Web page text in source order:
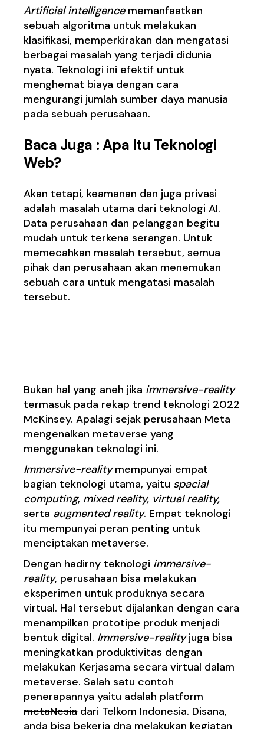
Artificial intelligencememanfaatkan
sebuah algoritma untuk melakukan
klasifikasi, memperkirakan dan mengatasi
berbagai masalah yang terjadi didunia
nyata. Teknologi ini efektif untuk
menghemat biaya dengan cara
mengurangi jumlah sumber daya manusia
pada sebuah perusahaan.
Baca Juga :Apa Itu Teknologi
Web?
Akan tetapi, keamanan dan juga privasi
adalah masalah utama dari teknologi AI.
Data perusahaan dan pelanggan begitu
mudah untuk terkena serangan. Untuk
memecahkan masalah tersebut, semua
pihak dan perusahaan akan menemukan
sebuah cara untuk mengatasi masalah
tersebut.
Bukan hal yang aneh jika immersive-reality
termasuk pada rekap trend teknologi 2022
McKinsey. Apalagi sejak perusahaan Meta
mengenalkan metaverse yang
menggunakan teknologi ini.
Immersive-realitymempunyai empat
bagian teknologi utama, yaitu spacial
computing, mixed reality, virtual reality,
serta augmented reality. Empat teknologi
itu mempunyai peran penting untuk
menciptakan metaverse.
Dengan hadirny teknologi immersive-
reality, perusahaan bisa melakukan
eksperimen untuk produknya secara
virtual. Hal tersebut dijalankan dengan cara
menampilkan prototipe produk menjadi
bentuk digital. Immersive-realityjuga bisa
meningkatkan produktivitas dengan
melakukan Kerjasama secara virtual dalam
metaverse. Salah satu contoh
penerapannya yaitu adalah platform
metaNesiadari Telkom Indonesia. Disana,
anda bisa bekerja dna melakukan kegiatan